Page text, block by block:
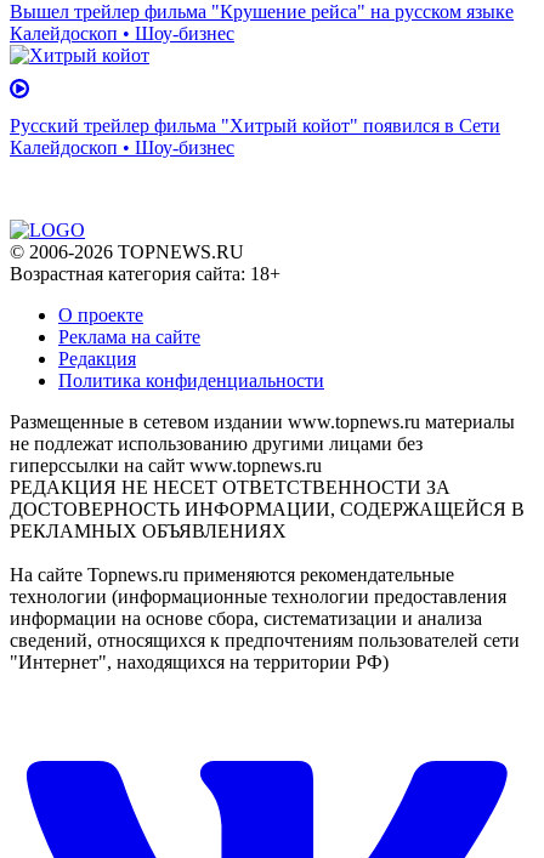
Вышел трейлер фильма "Крушение рейса" на русском языке
Калейдоскоп • Шоу-бизнес
Русский трейлер фильма "Хитрый койот" появился в Сети
Калейдоскоп • Шоу-бизнес
© 2006-2026 TOPNEWS.RU
Возрастная категория сайта: 18+
О проекте
Реклама на сайте
Редакция
Политика конфиденциальности
Размещенные в сетевом издании www.topnews.ru материалы
не подлежат использованию другими лицами без
гиперссылки на сайт www.topnews.ru
РЕДАКЦИЯ НЕ НЕСЕТ ОТВЕТСТВЕННОСТИ ЗА
ДОСТОВЕРНОСТЬ ИНФОРМАЦИИ, СОДЕРЖАЩЕЙСЯ В
РЕКЛАМНЫХ ОБЪЯВЛЕНИЯХ
На сайте Topnews.ru применяются рекомендательные
технологии (информационные технологии предоставления
информации на основе сбора, систематизации и анализа
сведений, относящихся к предпочтениям пользователей сети
"Интернет", находящихся на территории РФ)